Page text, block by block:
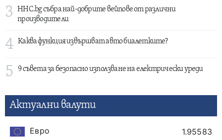
3
HHC.bg събра най-добрите вейпове от различни
производители
4 Каква функция извършват авто биалетките?
5 9 съвета за безопасно използване на електрически уреди
Актуални валути
Евро
1.95583